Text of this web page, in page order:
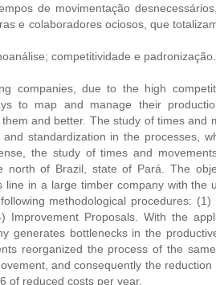
de movimentação
e colaboradores ociosos, que
competitividade e padronização.
companies, due to the high
to map and manage their
and better. The study of times and
standardization in the processes,
the study of times and
north of Brazil, state of Pará. The
in a large timber company with the
methodological procedures: (1)
Improvement Proposals. With the
generates bottlenecks in the
reorganized the process of the
and consequently the
of reduced costs per year.